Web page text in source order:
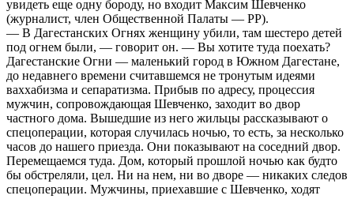
увидеть еще одну бороду, но входит Максим Шевченко
(журналист, член Общественной Палаты — РР).
— В Дагестанских Огнях женщину убили, там шестеро детей
под огнем были, — говорит он. — Вы хотите туда поехать?
Дагестанские Огни — маленький город в Южном Дагестане,
до недавнего времени считавшемся не тронутым идеями
ваххабизма и сепаратизма. Прибыв по адресу, процессия
мужчин, сопровождающая Шевченко, заходит во двор
частного дома. Вышедшие из него жильцы рассказывают о
спецоперации, которая случилась ночью, то есть, за несколько
часов до нашего приезда. Они показывают на соседний двор.
Перемещаемся туда. Дом, который прошлой ночью как будто
бы обстреляли, цел. Ни на нем, ни во дворе — никаких следов
спецоперации. Мужчины, приехавшие с Шевченко, ходят